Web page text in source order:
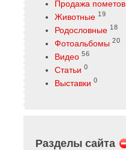
Продажа пометов
Животные 19
Родословные 18
Фотоальбомы 20
Видео 56
Статьи 0
Выставки 0
Разделы сайта